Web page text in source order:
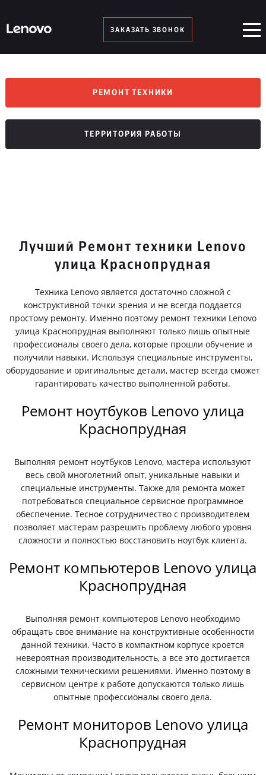
ЗАКАЗАТЬ ЗВОНОК
РЕМОНТ ТЕХНИКИ
ТЕРРИТОРИЯ РАБОТЫ
Лучший Ремонт техники Lenovo
улица Краснопрудная
Техника Lenovo является достаточно сложной с
конструктивной точки зрения и не всегда поддается
простому ремонту. Именно поэтому ремонт техники Lenovo
улица Краснопрудная выполняют только лишь опытные
профессионалы своего дела, которые прошли обучение и
получили навыки. Используя специальные инструменты,
оборудование и оригинальные детали, мастер всегда сможет
гарантировать качество выполненной работы.
Ремонт ноутбуков Lenovo улица
Краснопрудная
Выполняя ремонт ноутбуков Lenovo, мастера используют
весь свой многолетний опыт, уникальные навыки и
специальные инструменты. Также для ремонта может
потребоваться специальное сервисное программное
обеспечение. Тесное сотрудничество с производителем
позволяет мастерам разрешить проблему любого уровня
сложности и полностью восстановить ноутбук клиента.
Ремонт компьютеров Lenovo улица
Краснопрудная
Выполняя ремонт компьютеров Lenovo необходимо
обращать свое внимание на конструктивные особенности
данной техники. Часто в компактном корпусе кроется
невероятная производительность, а все это достигается
сложными техническими решениями. Именно поэтому в
сервисном центре к работе допускаются только лишь
опытные профессионалы своего дела.
Ремонт мониторов Lenovo улица
Краснопрудная